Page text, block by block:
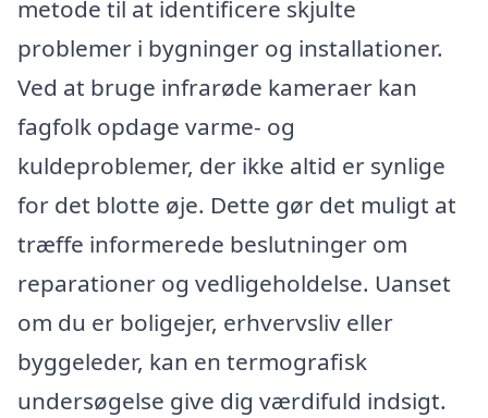
metode til at identificere skjulte
problemer i bygninger og installationer.
Ved at bruge infrarøde kameraer kan
fagfolk opdage varme- og
kuldeproblemer, der ikke altid er synlige
for det blotte øje. Dette gør det muligt at
træffe informerede beslutninger om
reparationer og vedligeholdelse. Uanset
om du er boligejer, erhvervsliv eller
byggeleder, kan en termografisk
undersøgelse give dig værdifuld indsigt.